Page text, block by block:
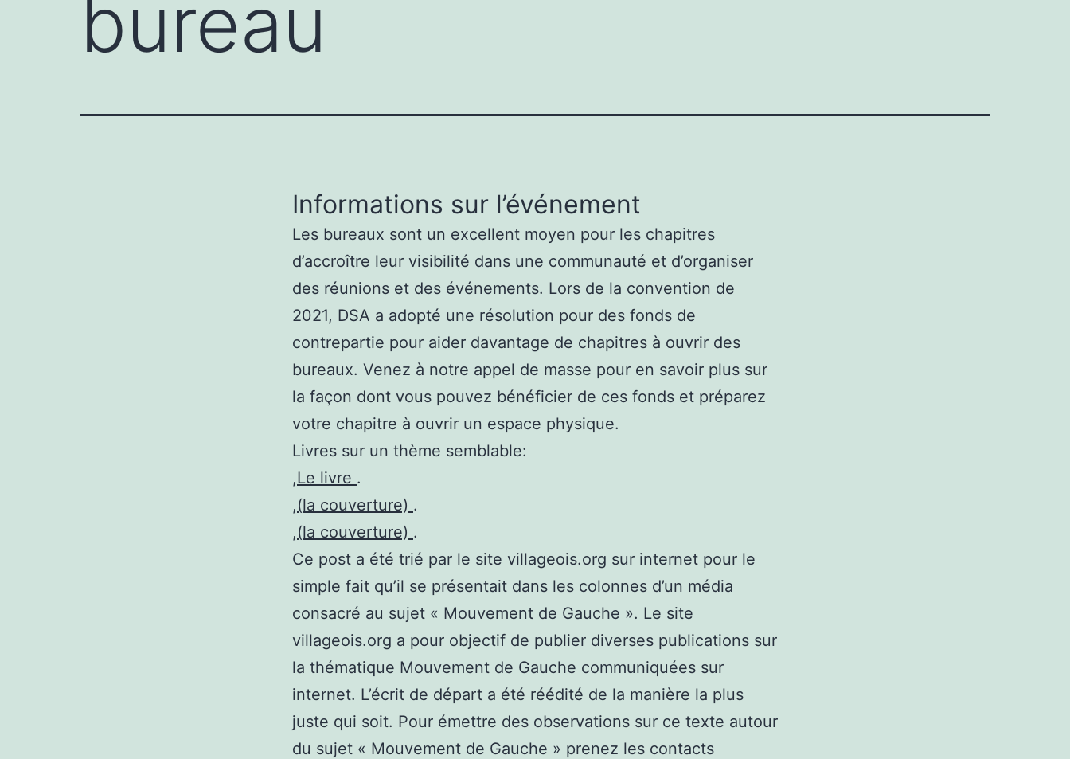
bureau
Informations sur l’événement
Les bureaux sont un excellent moyen pour les chapitres
d’accroître leur visibilité dans une communauté et d’organiser
des réunions et des événements. Lors de la convention de
2021, DSA a adopté une résolution pour des fonds de
contrepartie pour aider davantage de chapitres à ouvrir des
bureaux. Venez à notre appel de masse pour en savoir plus sur
la façon dont vous pouvez bénéficier de ces fonds et préparez
votre chapitre à ouvrir un espace physique.
Livres sur un thème semblable:
,Le livre .
,(la couverture) .
,(la couverture) .
Ce post a été trié par le site villageois.org sur internet pour le
simple fait qu’il se présentait dans les colonnes d’un média
consacré au sujet « Mouvement de Gauche ». Le site
villageois.org a pour objectif de publier diverses publications sur
la thématique Mouvement de Gauche communiquées sur
internet. L’écrit de départ a été réédité de la manière la plus
juste qui soit. Pour émettre des observations sur ce texte autour
du sujet « Mouvement de Gauche » prenez les contacts